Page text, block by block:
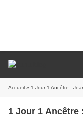
Accueil » 1 Jour 1 Ancêtre : Jean
1 Jour 1 Ancêtre